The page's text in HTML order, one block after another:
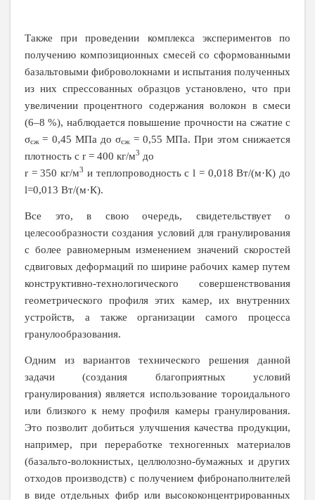
Также при проведении комплекса экспериментов по
получению композиционных смесей со сформованными
базальтовыми фиброволокнами и испытания полученных
из них спрессованных образцов установлено, что при
увеличении процентного содержания волокон в смеси
(6–8 %), наблюдается повышение прочности на сжатие с
σсж= 0,45 МПа до σсж = 0,55 МПа. При этом снижается
плотность с r = 400 кг/м3 до
r = 350 кг/м3 и теплопроводность сl = 0,018 Вт/(м·К) до
l=0,013 Вт/(м·К).
Все это, в свою очередь, свидетельствует о
целесообразности создания условий для гранулирования
с более равномерным изменением значений скоростей
сдвиговых деформаций по ширине рабочих камер путем
конструктивно-технологического совершенствования
геометрического профиля этих камер, их внутренних
устройств, а также организации самого процесса
гранулообразования.
Одним из вариантов технического решения данной
задачи (создания благоприятных условий
гранулирования) является использование тороидального
или близкого к нему профиля камеры гранулирования.
Этопозволит добиться улучшения качества продукции,
например, при переработке техногенных материалов
(базальто-волокнистых, целлюлозно-бумажных и других
отходов производств) с получением фибронаполнителей
в виде отдельных фибр или высококонцентрированных